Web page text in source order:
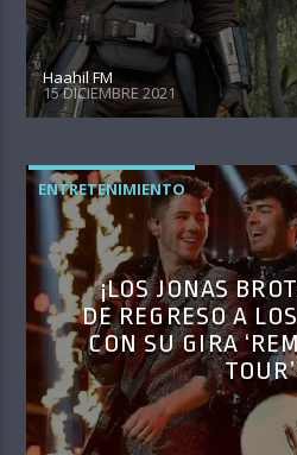
Haahil FM
15 DICIEMBRE 2021
ENTRETENIMIENTO
¡LOS JONAS
DE REGRESO A
CON SU GIRA